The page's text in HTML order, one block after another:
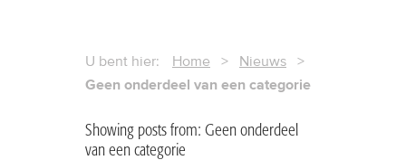
U bent hier: Home > Nieuws >
Geen onderdeel van een categorie
Showing posts from: Geen onderdeel
van een categorie